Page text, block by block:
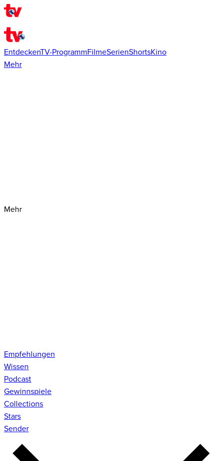
EntdeckenTV-ProgrammFilmeSerienShortsKino
Mehr
Mehr
Empfehlungen
Wissen
Podcast
Gewinnspiele
Collections
Stars
Sender